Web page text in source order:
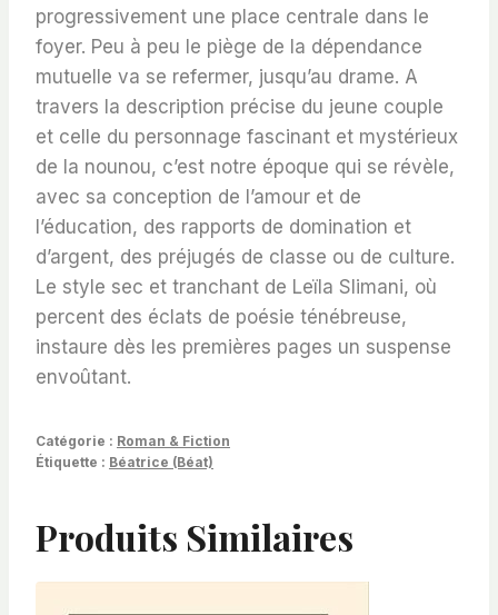
progressivement une place centrale dans le
foyer. Peu à peu le piège de la dépendance
mutuelle va se refermer, jusqu’au drame. A
travers la description précise du jeune couple
et celle du personnage fascinant et mystérieux
de la nounou, c’est notre époque qui se révèle,
avec sa conception de l’amour et de
l’éducation, des rapports de domination et
d’argent, des préjugés de classe ou de culture.
Le style sec et tranchant de Leïla Slimani, où
percent des éclats de poésie ténébreuse,
instaure dès les premières pages un suspense
envoûtant.
Catégorie : Roman & Fiction
Étiquette : Béatrice (Béat)
Produits Similaires